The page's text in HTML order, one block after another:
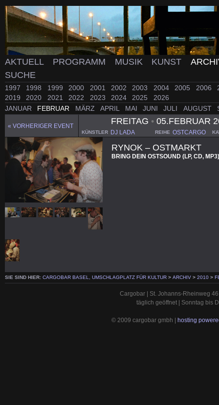
AKTUELL PROGRAMM MUSIK KUNST
SUCHE
1997 1998 1999 2000 2001 2002 2003 2004 2005 2006
2019
2020 2021 2022 2023 2024 2025
2026
JANUAR
FEBRUAR MÄRZ APRIL MAI JUNI JULI AUGUST
« VORHERIGER EVENT
FREITAG •05.FEBRUAR
KÜNSTLER DJ LADA REIHE OSTCARGO
RYNOK – OSTMARKT
BRING DEIN OSTSOUND (LP, CD,
SIE SIND HIER: CARGOBAR BASEL, UMSCHLAGPLATZ FÜR KULTUR > ARCHIV > 2010 >
Cargobar | St. Johanns-Rheinweg
täglich geöffnet | Sonntag bis
© 2009 cargobar gmbh | hosting